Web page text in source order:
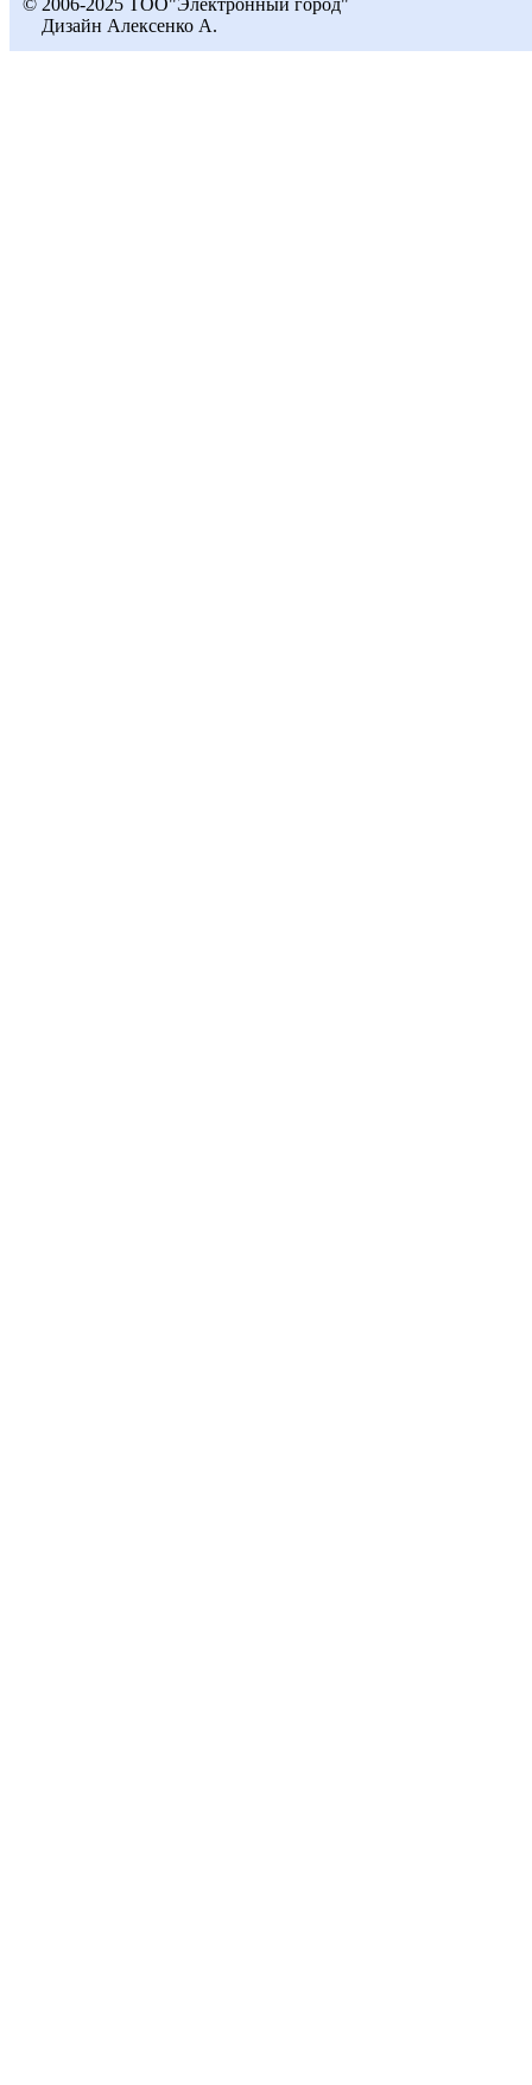
© 2006-2025 ТОО"Электронный город"
Дизайн Алексенко А.